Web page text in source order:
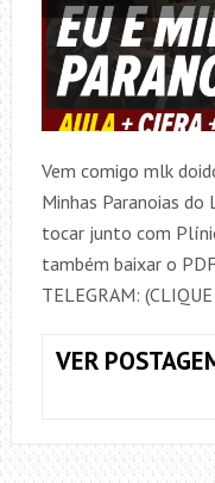
Vem comigo mlk
Minhas Paranoias do
tocar junto com
também baixar o
TELEGRAM:
VER